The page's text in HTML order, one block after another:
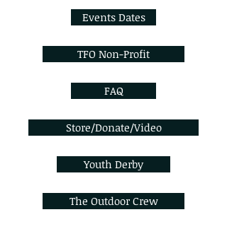
Events Dates
TFO Non-Profit
FAQ
Store/Donate/Video
Youth Derby
The Outdoor Crew